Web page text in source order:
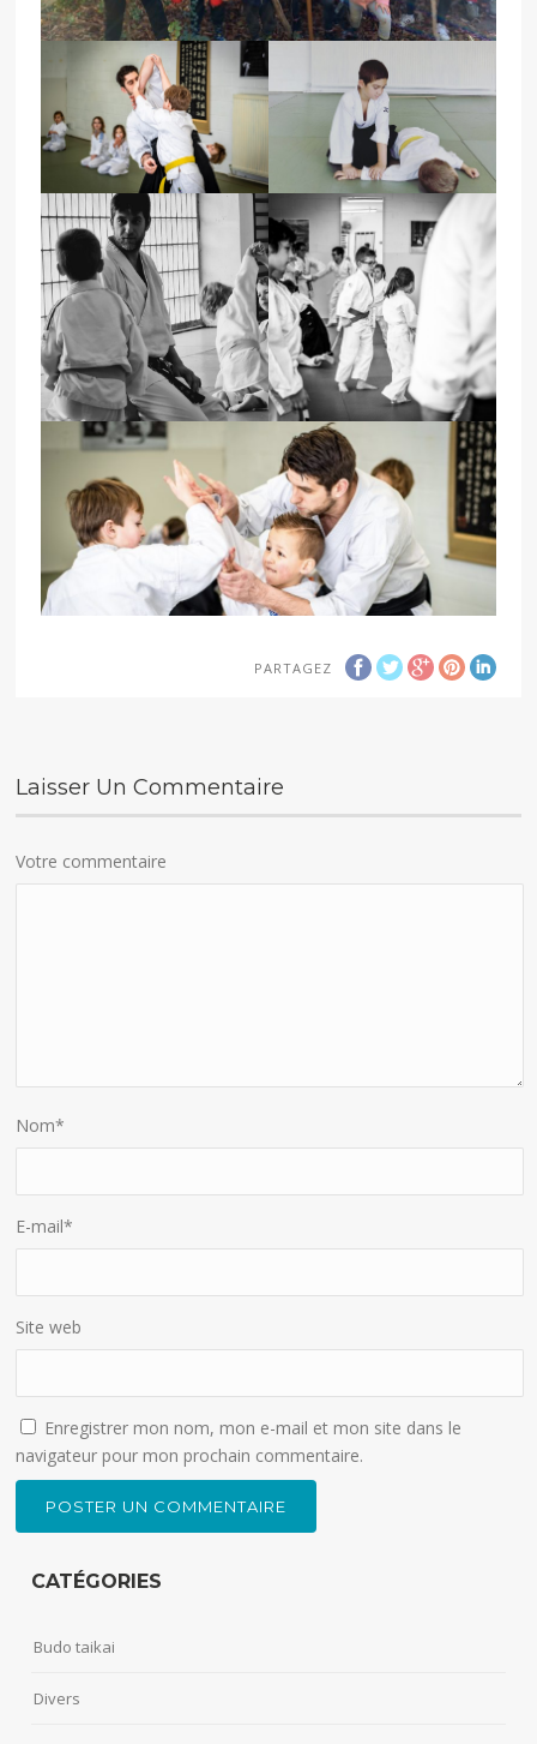
PARTAGEZ
Laisser Un Commentaire
Votre commentaire
Nom*
E-mail*
Site web
Enregistrer mon nom, mon e-mail et mon site dans le
navigateur pour mon prochain commentaire.
CATÉGORIES
Budo taikai
Divers